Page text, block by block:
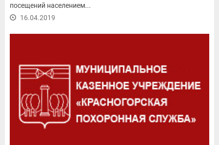
посещений населением...
16.04.2019